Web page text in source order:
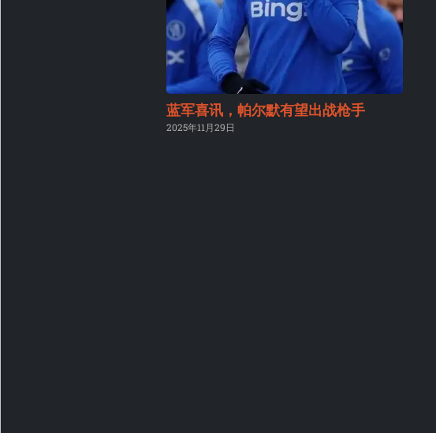
蓝军喜讯，帕尔默有望出战枪手
2025年11月29日